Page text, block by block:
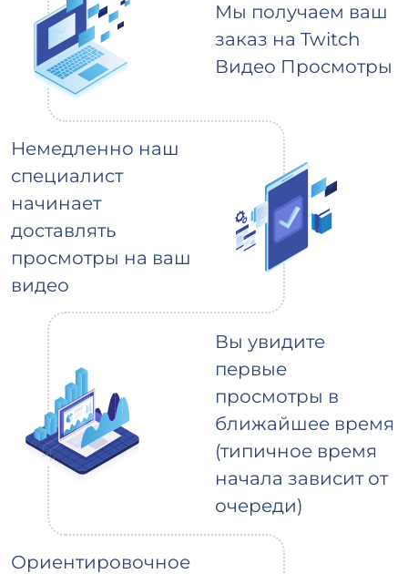
Мы получаем ваш
заказ на Twitch
Видео Просмотры
Немедленно наш
специалист
начинает
доставлять
просмотры на ваш
видео
Вы увидите
первые
просмотры в
ближайшее время
(типичное время
начала зависит от
очереди)
Ориентировочное